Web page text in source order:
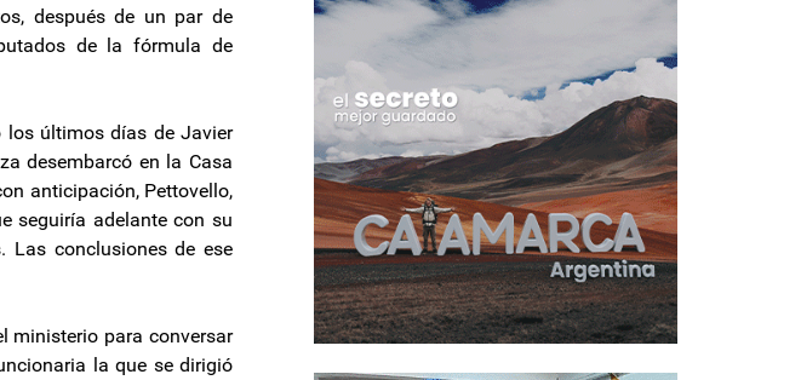
después de un par de
de la fórmula de
los últimos días de Javier
desembarcó en la Casa
anticipación, Pettovello,
seguiría adelante con su
Las conclusiones de ese
ministerio para conversar
la que se dirigió